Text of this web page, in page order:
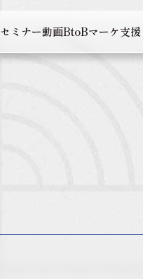
セミナー動画BtoBマーケ支援